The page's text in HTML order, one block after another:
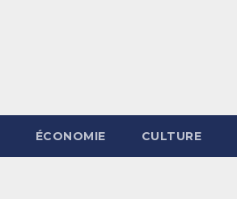
ÉCONOMIE CULTURE